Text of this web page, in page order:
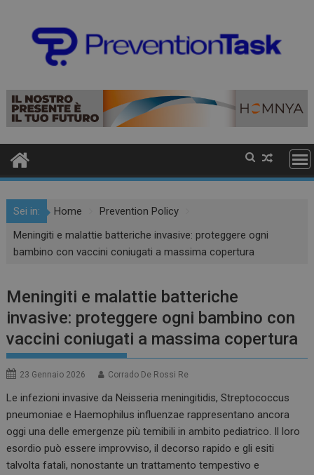
Sei in: Home
Prevention Policy
Meningiti e malattie batteriche invasive: proteggere ogni
bambino con vaccini coniugati a massima copertura
Meningiti e malattie batteriche
invasive: proteggere ogni bambino con
vaccini coniugati a massima copertura
23 Gennaio 2026 Corrado De Rossi Re
Le infezioni invasive da Neisseria meningitidis, Streptococcus
pneumoniae e Haemophilus influenzae rappresentano ancora
oggi una delle emergenze più temibili in ambito pediatrico. Il loro
esordio può essere improvviso, il decorso rapido e gli esiti
talvolta fatali, nonostante un trattamento tempestivo e